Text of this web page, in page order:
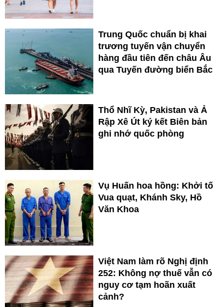
Trung Quốc chuẩn bị khai
trương tuyến vận chuyển
hàng đầu tiên đến châu Âu
qua Tuyến đường biển Bắc
Thổ Nhĩ Kỳ, Pakistan và Ả
Rập Xê Út ký kết Biên bản
ghi nhớ quốc phòng
Vụ Huấn hoa hồng: Khởi tố
Vua quạt, Khánh Sky, Hồ
Văn Khoa
Việt Nam làm rõ Nghị định
252: Không nợ thuế vẫn có
nguy cơ tạm hoãn xuất
cảnh?